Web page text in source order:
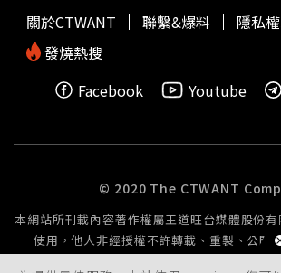
關於CTWANT 聯繫&爆料
隱私
發燒熱搜
Facebook
Youtube
© 2020 The CTWANT
本網站所刊載內容著作權屬王道旺台媒體股份
使用，他人非經授權不許轉載、重製、公開